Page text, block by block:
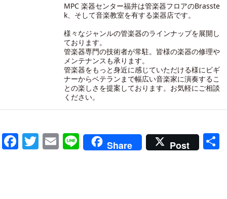
MPC 楽器センター福井は管楽器フロアのBrasste
k、そして音楽教室を有する楽器店です。
様々なジャンルの管楽器のラインナップを展開し
ております。
管楽器専門の技術者が常駐。皆様の楽器の修理や
メンテナンスも承ります。
管楽器をもっと身近に感じていただける様にビギ
ナーからベテランまで幅広い音楽家に演奏するこ
との楽しさを提案しております。お気軽にご相談
ください。
Facebook
Twitter
Email
LineShare Post